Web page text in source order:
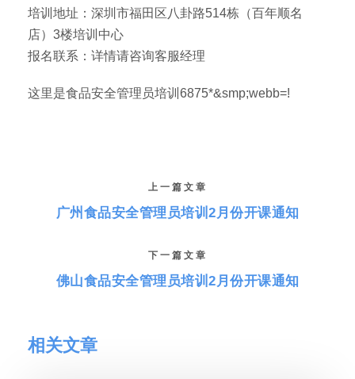
培训地址：深圳市福田区八卦路514栋（百年顺名
店）3楼培训中心
报名联系：详情请咨询客服经理
这里是食品安全管理员培训6875*&smp;webb=!
上一篇文章
广州食品安全管理员培训2月份开课通知
下一篇文章
佛山食品安全管理员培训2月份开课通知
相关文章